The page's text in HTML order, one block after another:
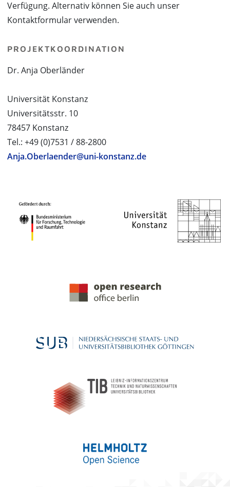
Verfügung. Alternativ können Sie auch unser
Kontaktformular verwenden.
PROJEKTKOORDINATION
Dr. Anja Oberländer
Universität Konstanz
Universitätsstr. 10
78457 Konstanz
Tel.: +49 (0)7531 / 88-2800
Anja.Oberlaender@uni-konstanz.de